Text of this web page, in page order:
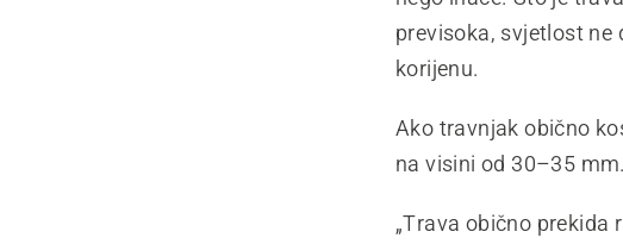
previsoka, svjetlost ne
korijenu.
Ako travnjak obično
na visini od 30–35
„Trava obično prekida